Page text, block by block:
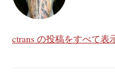
ctrans の投稿をすべて表